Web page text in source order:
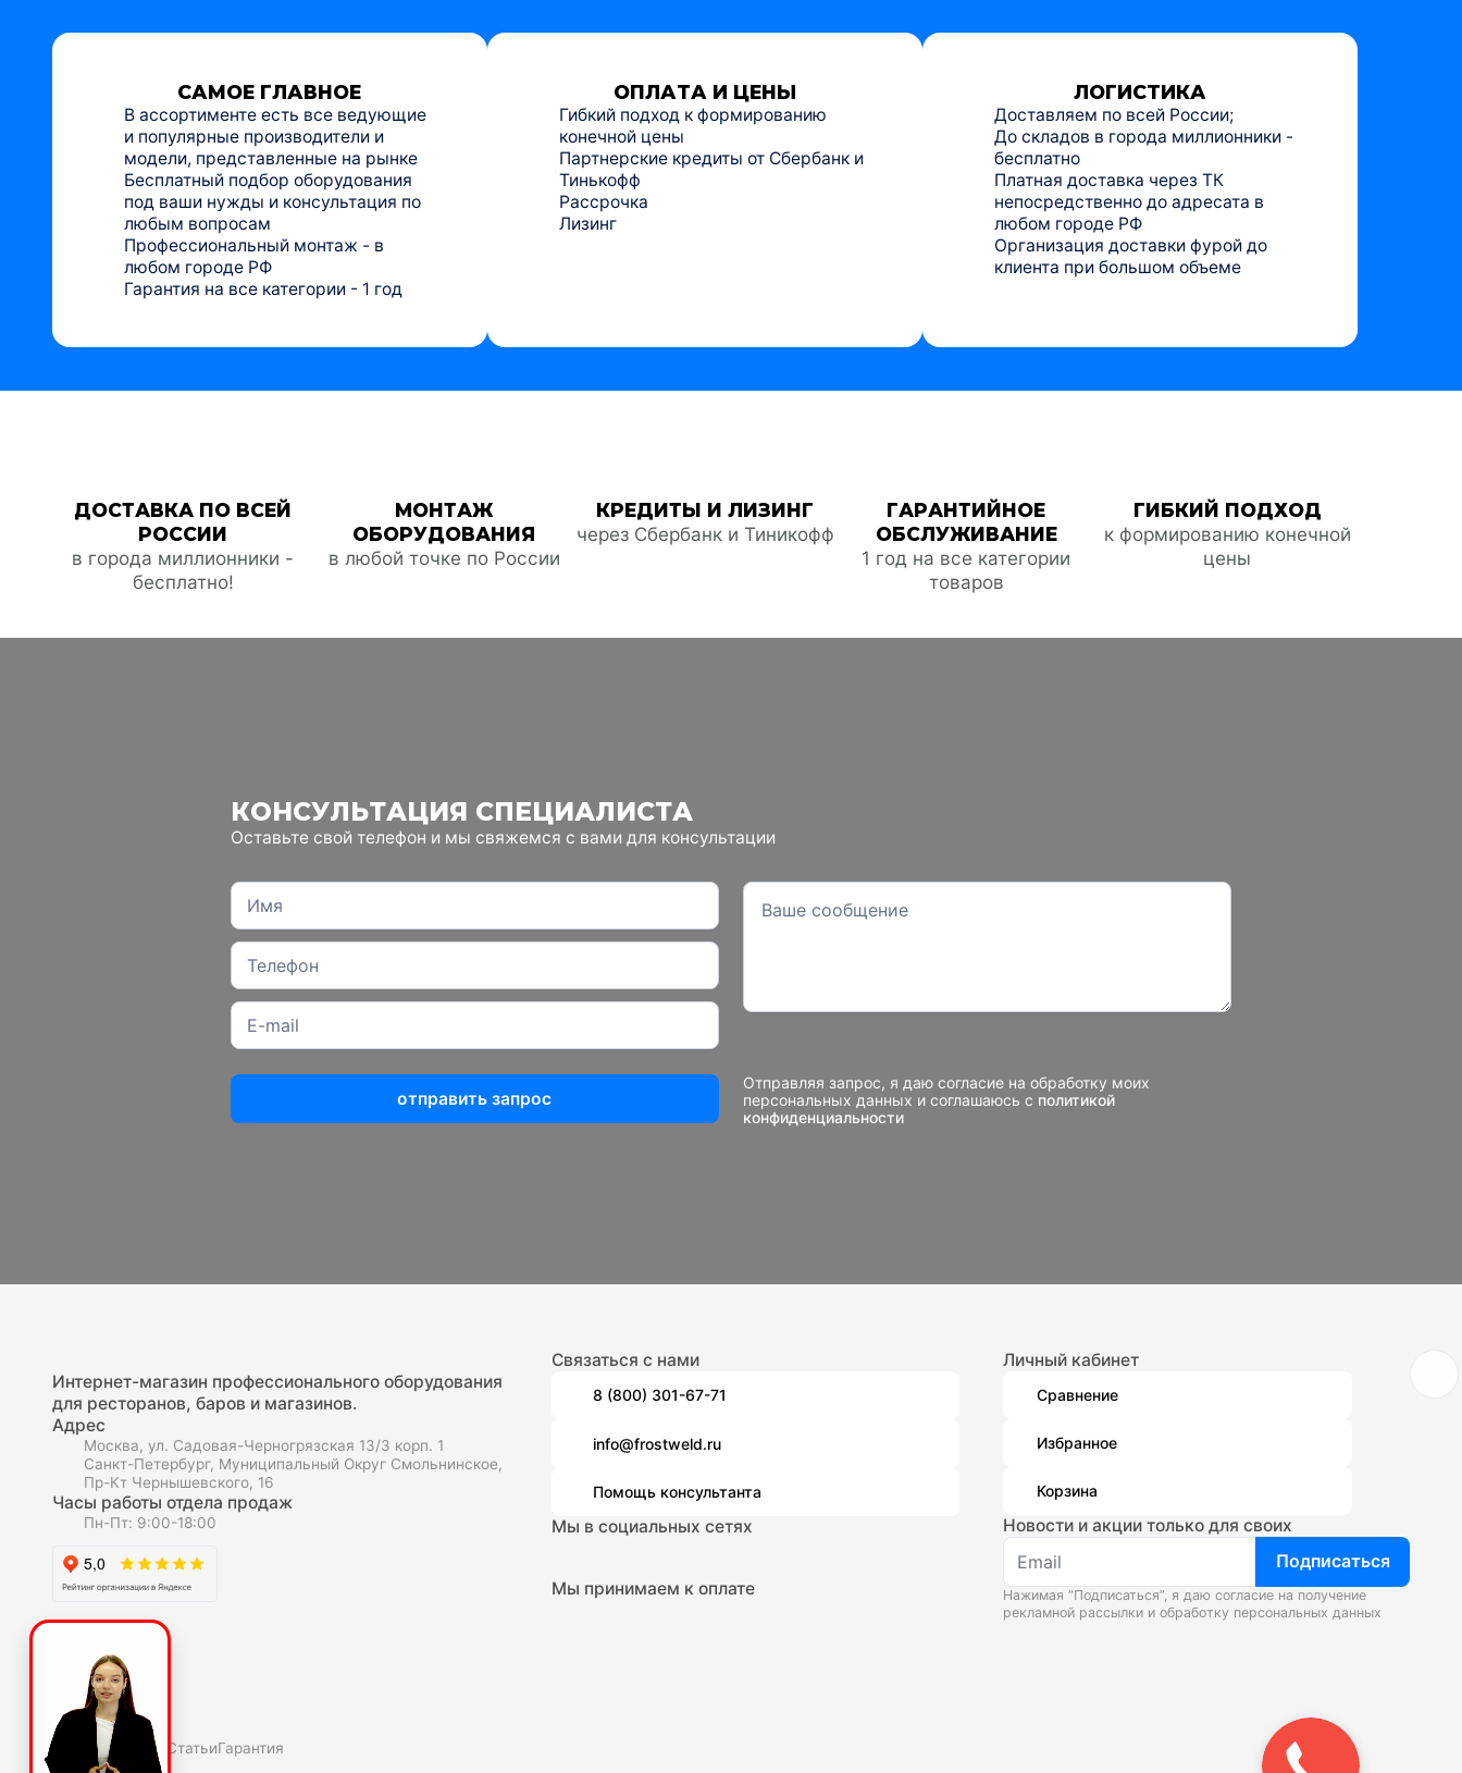
САМОЕ ГЛАВНОЕ
В ассортименте есть все ведующие
и популярные производители и
модели, представленные на рынке
Бесплатный подбор оборудования
под ваши нужды и консультация по
любым вопросам
Профессиональный монтаж - в
любом городе РФ
Гарантия на все категории - 1 год
ОПЛАТА И ЦЕНЫ
Гибкий подход к формированию
конечной цены
Партнерские кредиты от Сбербанк и
Тинькофф
Рассрочка
Лизинг
ЛОГИСТИКА
Доставляем по всей России;
До складов в города миллионники -
бесплатно
Платная доставка через ТК
непосредственно до адресата в
любом городе РФ
Организация доставки фурой до
клиента при большом объеме
ДОСТАВКА ПО ВСЕЙ
РОССИИ
в города миллионники -
бесплатно!
МОНТАЖ
ОБОРУДОВАНИЯ
в любой точке по России
КРЕДИТЫ И ЛИЗИНГ
через Сбербанк и Тиникофф
ГАРАНТИЙНОЕ
ОБСЛУЖИВАНИЕ
1 год на все категории
товаров
ГИБКИЙ ПОДХОД
к формированию конечной
цены
КОНСУЛЬТАЦИЯ СПЕЦИАЛИСТА
Оставьте свой телефон и мы свяжемся с вами для консультации
отправить запрос
Отправляя запрос, я даю согласие на обработку моих
персональных данных и соглашаюсь с политикой
конфиденциальности
Интернет-магазин профессионального оборудования
для ресторанов, баров и магазинов.
Адрес
Москва, ул. Садовая-Черногрязская 13/3 корп. 1
Санкт-Петербург, Муниципальный Округ Смольнинское,
Пр-Кт Чернышевского, 16
Часы работы отдела продаж
Пн-Пт: 9:00-18:00
О компаниии
О нас
Полезное
Скидки и акции СтатьиГарантия
Связаться с нами
8 (800) 301-67-71
info@frostweld.ru
Помощь консультанта
Мы в социальных сетях
Мы принимаем к оплате
Личный кабинет
Сравнение
Избранное
Корзина
Новости и акции только для своих
Подписаться
Нажимая “Подписаться”, я даю согласие на получение
рекламной рассылки и обработку персональных данных
Закажите